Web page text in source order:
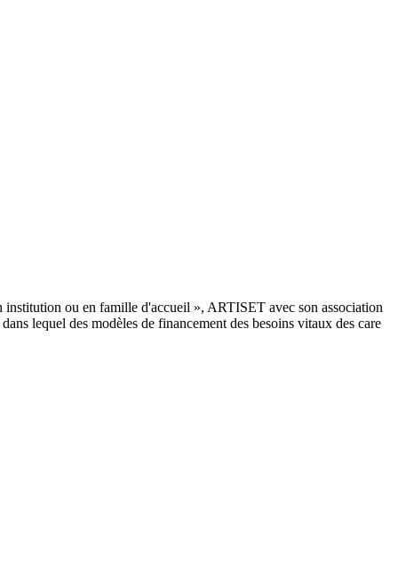
institution ou en famille d'accueil », ARTISET avec son association
lequel des modèles de financement des besoins vitaux des care